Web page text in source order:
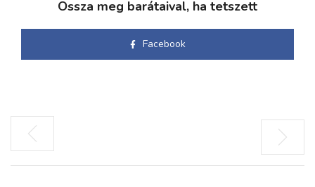
Ossza meg barátaival, ha tetszett
Facebook